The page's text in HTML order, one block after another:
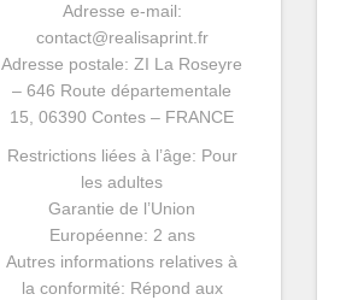
Adresse e-mail:
contact@realisaprint.fr
Adresse postale: ZI La Roseyre
– 646 Route départementale
15, 06390 Contes – FRANCE
Restrictions liées à l’âge: Pour
les adultes
Garantie de l’Union
Européenne: 2 ans
Autres informations relatives à
la conformité: Répond aux